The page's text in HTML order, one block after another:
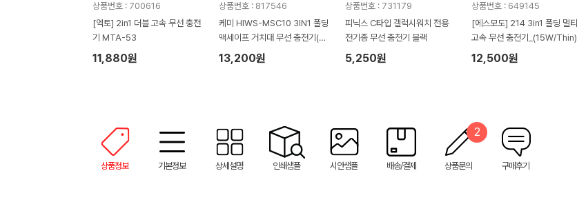
상품번호 : 700616
[엑토] 2in1 더블 고속 무선 충전
기 MTA-53
11,880원
상품번호 : 817546
케미 HIWS-MSC10 3IN1 폴딩
맥세이프 거치대 무선 충전기(워
치전기종가능)
13,200원
상품번호 : 731179
피닉스 C타입 갤럭시워치 전용
전기종 무선 충전기 블랙
5,250원
상품번호 : 649145
[에스모도] 214 3in1 폴딩 멀티
고속 무선 충전기_(15W/Thin)
12,500원
상품정보 기본정보 상세설명 인쇄샘플 시안샘플 배송/결제 상품문의
2
구매후기